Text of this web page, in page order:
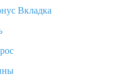
это за метод доставки и
Алиэкспресс
с Алиэкспресс
Вкладка